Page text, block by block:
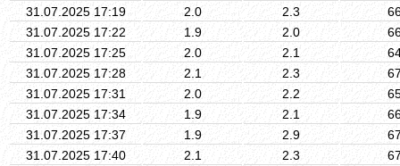
31.07.2025 17:19
2.0 2.3
31.07.2025 17:22
1.9 2.0
31.07.2025 17:25
2.0 2.1
31.07.2025 17:28
2.1 2.3
31.07.2025 17:31
2.0 2.2
31.07.2025 17:34
1.9 2.1
31.07.2025 17:37
1.9 2.9
31.07.2025 17:40
2.1 2.3